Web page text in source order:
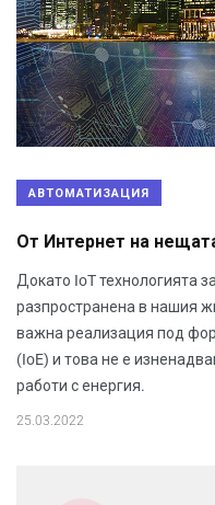
АВТОМАТИЗАЦИЯ
От Интернет на
Докато IoT технологията
разпространена в нашия
важна реализация под
(IoE) и това не е
работи с енергия.
25.03.2022